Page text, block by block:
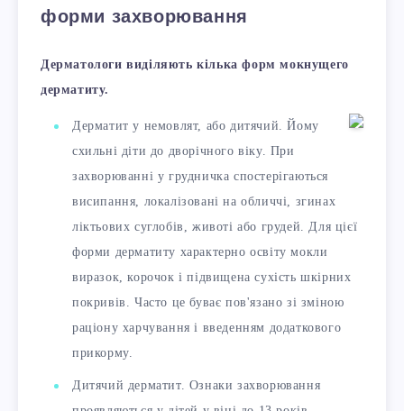
форми захворювання
Дерматологи виділяють кілька форм мокнущего
дерматиту.
Дерматит у немовлят, або дитячий. Йому
схильні діти до дворічного віку. При
захворюванні у грудничка спостерігаються
висипання, локалізовані на обличчі, згинах
ліктьових суглобів, животі або грудей. Для цієї
форми дерматиту характерно освіту мокли
виразок, корочок і підвищена сухість шкірних
покривів. Часто це буває пов'язано зі зміною
раціону харчування і введенням додаткового
прикорму.
Дитячий дерматит. Ознаки захворювання